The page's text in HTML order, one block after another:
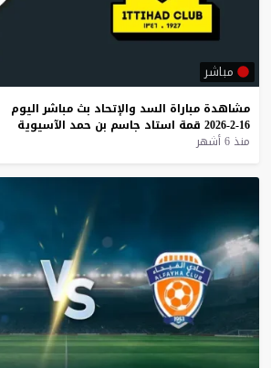
مباشر
مشاهدة مباراة السد والإتحاد بث مباشر اليوم
16-2-2026
قمة استاد جاسم بن حمد الآسيوية
منذ 6 أشهر